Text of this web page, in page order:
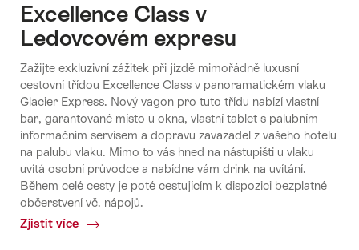
Excellence Class v
Ledovcovém expresu
Zažijte exkluzivní zážitek při jízdě mimořádně luxusní
cestovní třídou Excellence Class v panoramatickém vlaku
Glacier Express. Nový vagon pro tuto třídu nabízí vlastní
bar, garantované místo u okna, vlastní tablet s palubním
informačním servisem a dopravu zavazadel z vašeho hotelu
na palubu vlaku. Mimo to vás hned na nástupišti u vlaku
uvítá osobní průvodce a nabídne vám drink na uvítání.
Během celé cesty je poté cestujícím k dispozici bezplatné
občerstvení vč. nápojů.
Zjistit více
Common.Of